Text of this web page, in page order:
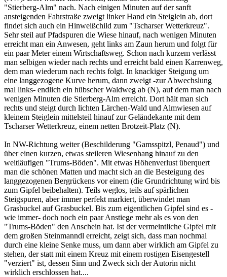
"Stierberg-Alm" nach. Nach einigen Minuten auf der sanft
ansteigenden Fahrstraße zweigt linker Hand ein Steiglein ab, dort
findet sich auch ein Hinweißchild zum "Tscharser Wetterkreuz".
Sehr steil auf Pfadspuren die Wiese hinauf, nach wenigen Minuten
erreicht man ein Anwesen, geht links am Zaun herum und folgt für
ein paar Meter einem Wirtschaftsweg. Schon nach kurzem verlässt
man selbigen wieder nach rechts und erreicht bald einen Karrenweg,
dem man wiederum nach rechts folgt. In knackiger Steigung um
eine langgezogene Kurve herum, dann zweigt -zur Abwechslung
mal links- endlich ein hübscher Waldweg ab (N), auf dem man nach
wenigen Minuten die Stierberg-Alm erreicht. Dort hält man sich
rechts und steigt durch lichten Lärchen-Wald und Almwiesen auf
kleinem Steiglein mittelsteil hinauf zur Geländekante mit dem
Tscharser Wetterkreuz, einem netten Brotzeit-Platz (N).
In NW-Richtung weiter (Beschilderung "Gamsspitzl, Penaud") und
über einen kurzen, etwas steileren Wiesenhang hinauf zu den
weitläufigen "Trums-Böden". Mit etwas Höhenverlust überquert
man die schönen Matten und macht sich an die Besteigung des
langgezogenen Bergrückens vor einem (die Grundrichtung wird bis
zum Gipfel beibehalten). Teils weglos, teils auf spärlichen
Steigspuren, aber immer perfekt markiert, überwindet man
Grasbuckel auf Grasbuckel. Bis zum eigentlichen Gipfel sind es -
wie immer- doch noch ein paar Anstiege mehr als es von den
"Trums-Böden" den Anschein hat. Ist der vermeintliche Gipfel mit
dem großen Steinmanndl erreicht, zeigt sich, dass man nochmal
durch eine kleine Senke muss, um dann aber wirklich am Gipfel zu
stehen, der statt mit einem Kreuz mit einem rostigen Eisengestell
"verziert" ist, dessen Sinn und Zweck sich der Autorin nicht
wirklich erschlossen hat....